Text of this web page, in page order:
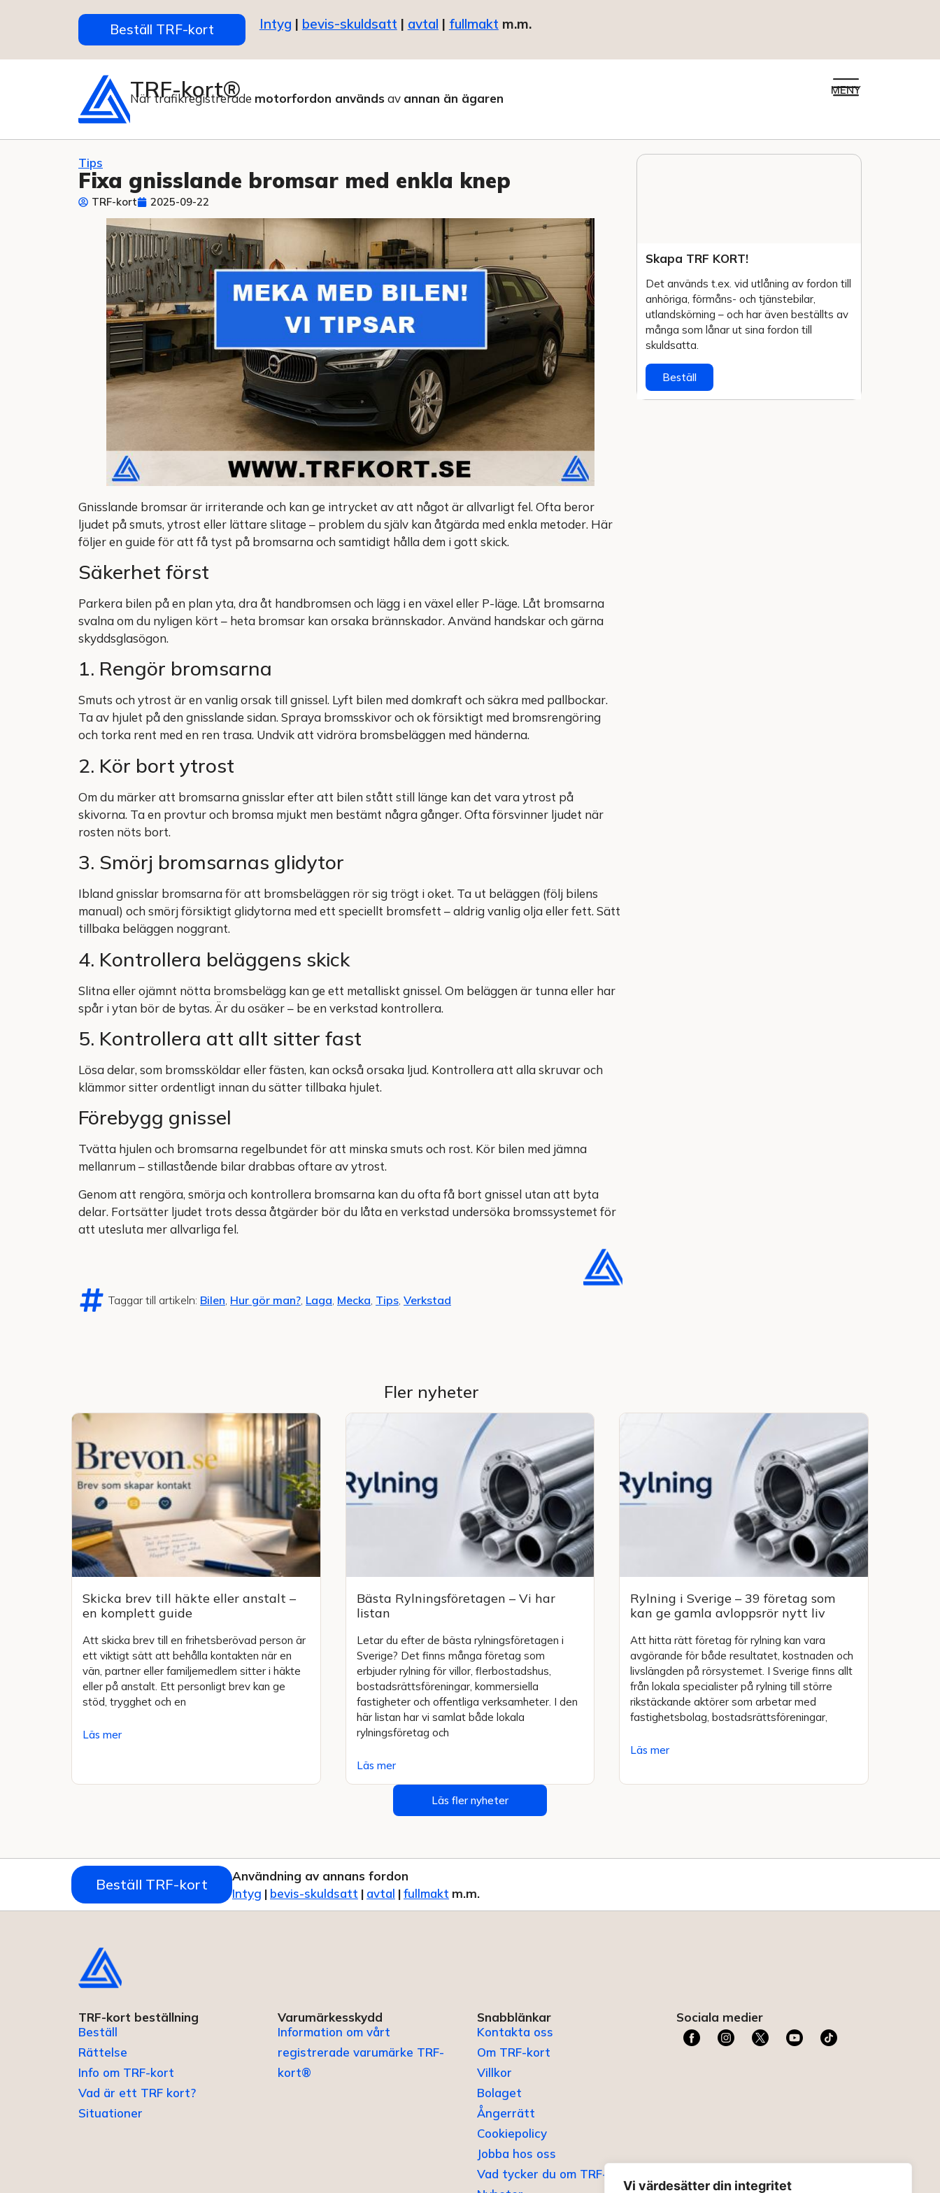
Vi värdesätter din integritet
Beställ TRF-kort Intyg | bevis-skuldsatt | avtal | fullmakt m.m.
TRF-kort®
När trafikregistrerade motorfordon används av annan än ägaren
MENY
Tips
Fixa gnisslande bromsar med enkla knep
TRF-kort 2025-09-22
Gnisslande bromsar är irriterande och kan ge intrycket av att något är allvarligt fel. Ofta beror
ljudet på smuts, ytrost eller lättare slitage – problem du själv kan åtgärda med enkla metoder. Här
följer en guide för att få tyst på bromsarna och samtidigt hålla dem i gott skick.
Säkerhet först
Parkera bilen på en plan yta, dra åt handbromsen och lägg i en växel eller P-läge. Låt bromsarna
svalna om du nyligen kört – heta bromsar kan orsaka brännskador. Använd handskar och gärna
skyddsglasögon.
1. Rengör bromsarna
Smuts och ytrost är en vanlig orsak till gnissel. Lyft bilen med domkraft och säkra med pallbockar.
Ta av hjulet på den gnisslande sidan. Spraya bromsskivor och ok försiktigt med bromsrengöring
och torka rent med en ren trasa. Undvik att vidröra bromsbeläggen med händerna.
2. Kör bort ytrost
Om du märker att bromsarna gnisslar efter att bilen stått still länge kan det vara ytrost på
skivorna. Ta en provtur och bromsa mjukt men bestämt några gånger. Ofta försvinner ljudet när
rosten nöts bort.
3. Smörj bromsarnas glidytor
Ibland gnisslar bromsarna för att bromsbeläggen rör sig trögt i oket. Ta ut beläggen (följ bilens
manual) och smörj försiktigt glidytorna med ett speciellt bromsfett – aldrig vanlig olja eller fett. Sätt
tillbaka beläggen noggrant.
4. Kontrollera beläggens skick
Slitna eller ojämnt nötta bromsbelägg kan ge ett metalliskt gnissel. Om beläggen är tunna eller har
spår i ytan bör de bytas. Är du osäker – be en verkstad kontrollera.
5. Kontrollera att allt sitter fast
Lösa delar, som bromssköldar eller fästen, kan också orsaka ljud. Kontrollera att alla skruvar och
klämmor sitter ordentligt innan du sätter tillbaka hjulet.
Förebygg gnissel
Tvätta hjulen och bromsarna regelbundet för att minska smuts och rost. Kör bilen med jämna
mellanrum – stillastående bilar drabbas oftare av ytrost.
Genom att rengöra, smörja och kontrollera bromsarna kan du ofta få bort gnissel utan att byta
delar. Fortsätter ljudet trots dessa åtgärder bör du låta en verkstad undersöka bromssystemet för
att utesluta mer allvarliga fel.
Taggar till artikeln: Bilen, Hur gör man?, Laga, Mecka, Tips, Verkstad
Skapa TRF KORT!
Det används t.ex. vid utlåning av fordon till
anhöriga, förmåns- och tjänstebilar,
utlands­körning – och har även beställts av
många som lånar ut sina fordon till
skuldsatta.
Beställ
Fler nyheter
Skicka brev till häkte eller anstalt –
en komplett guide
Att skicka brev till en frihetsberövad person är
ett viktigt sätt att behålla kontakten när en
vän, partner eller familjemedlem sitter i häkte
eller på anstalt. Ett personligt brev kan ge
stöd, trygghet och en
Läs mer
Bästa Rylningsföretagen – Vi har
listan
Letar du efter de bästa rylningsföretagen i
Sverige? Det finns många företag som
erbjuder rylning för villor, flerbostadshus,
bostadsrättsföreningar, kommersiella
fastigheter och offentliga verksamheter. I den
här listan har vi samlat både lokala
rylningsföretag och
Läs mer
Rylning i Sverige – 39 företag som
kan ge gamla avloppsrör nytt liv
Att hitta rätt företag för rylning kan vara
avgörande för både resultatet, kostnaden och
livslängden på rörsystemet. I Sverige finns allt
från lokala specialister på rylning till större
rikstäckande aktörer som arbetar med
fastighetsbolag, bostadsrättsföreningar,
Läs mer
Läs fler nyheter
Beställ TRF-kort
Användning av annans fordon
Intyg | bevis-skuldsatt | avtal |fullmakt m.m.
TRF-kort beställning
Beställ
Rättelse
Info om TRF-kort
Vad är ett TRF kort?
Situationer
Varumärkesskydd
Information om vårt
registrerade varumärke TRF-
kort®
Snabblänkar
Kontakta oss
Om TRF-kort
Villkor
Bolaget
Ångerrätt
Cookiepolicy
Jobba hos oss
Vad tycker du om TRF-kort
Sociala medier